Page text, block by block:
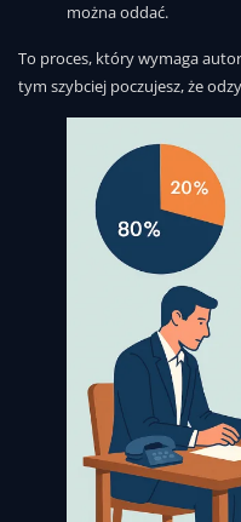
można oddać.
To proces, który wymaga
tym szybciej poczujesz, że